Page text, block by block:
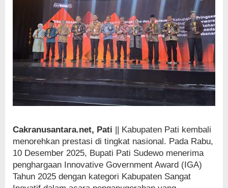
Cakranusantara.net, Pati || Kabupaten Pati kembali
menorehkan prestasi di tingkat nasional. Pada Rabu,
10 Desember 2025, Bupati Pati Sudewo menerima
penghargaan Innovative Government Award (IGA)
Tahun 2025 dengan kategori Kabupaten Sangat